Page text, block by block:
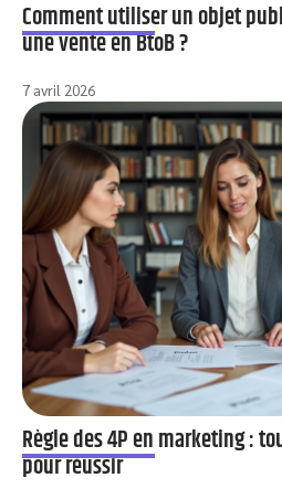
Comment utiliser un objet
une vente en BtoB ?
7 avril 2026
Règle des 4P en marketing :
pour réussir